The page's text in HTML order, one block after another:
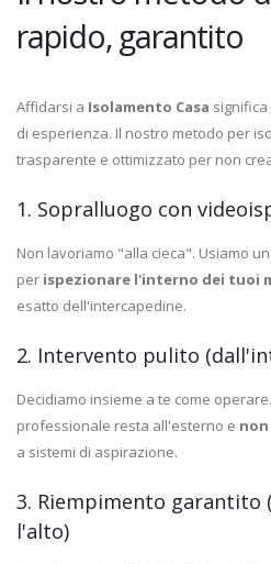
rapido, garantito
Affidarsi a Isolamento Casa
di esperienza. Il nostro metodo per
trasparente e ottimizzato per non
1. Sopralluogo con
Non lavoriamo "alla cieca". Usiamo
per ispezionare l'interno dei tuoi
esatto dell'intercapedine.
2. Intervento pulito
Decidiamo insieme a te come
professionale resta all'esterno e
a sistemi di aspirazione.
3. Riempimento garantito
l'alto)